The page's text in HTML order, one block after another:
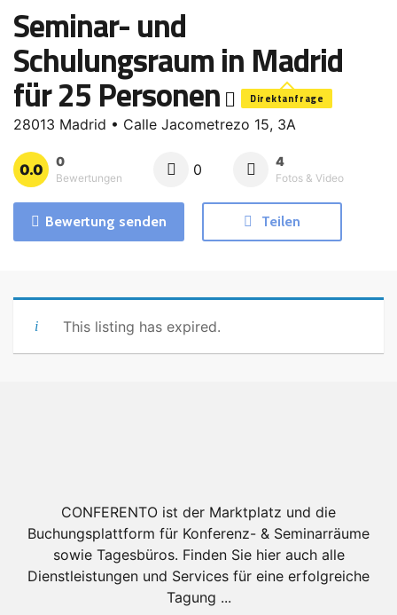
Seminar- und
Schulungsraum in Madrid
für 25 Personen Direktanfrage
28013 Madrid • Calle Jacometrezo 15, 3A
0.0 0
Bewertungen 0 4
Fotos & Video
Bewertung senden Teilen
This listing has expired.
CONFERENTO ist der Marktplatz und die
Buchungsplattform für Konferenz- & Seminarräume
sowie Tagesbüros. Finden Sie hier auch alle
Dienstleistungen und Services für eine erfolgreiche
Tagung ...